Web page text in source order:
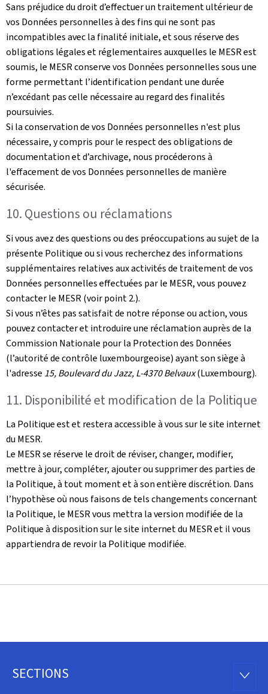
Sans préjudice du droit d’effectuer un traitement ultérieur de
vos Données personnelles à des fins qui ne sont pas
incompatibles avec la finalité initiale, et sous réserve des
obligations légales et réglementaires auxquelles le MESR est
soumis, le MESR conserve vos Données personnelles sous une
forme permettant l’identification pendant une durée
n’excédant pas celle nécessaire au regard des finalités
poursuivies.
Si la conservation de vos Données personnelles n'est plus
nécessaire, y compris pour le respect des obligations de
documentation et d’archivage, nous procéderons à
l'effacement de vos Données personnelles de manière
sécurisée.
10. Questions ou réclamations
Si vous avez des questions ou des préoccupations au sujet de la
présente Politique ou si vous recherchez des informations
supplémentaires relatives aux activités de traitement de vos
Données personnelles effectuées par le MESR, vous pouvez
contacter le MESR (voir point 2.).
Si vous n’êtes pas satisfait de notre réponse ou action, vous
pouvez contacter et introduire une réclamation auprès de la
Commission Nationale pour la Protection des Données
(l’autorité de contrôle luxembourgeoise) ayant son siège à
l'adresse 15, Boulevard du Jazz, L-4370 Belvaux(Luxembourg).
11. Disponibilité et modification de la Politique
La Politique est et restera accessible à vous sur le site internet
du MESR.
Le MESR se réserve le droit de réviser, changer, modifier,
mettre à jour, compléter, ajouter ou supprimer des parties de
la Politique, à tout moment et à son entière discrétion. Dans
l’hypothèse où nous faisons de tels changements concernant
la Politique, le MESR vous mettra la version modifiée de la
Politique à disposition sur le site internet du MESR et il vous
appartiendra de revoir la Politique modifiée.
Footer
SECTIONS